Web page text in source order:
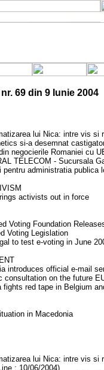
69 din 9 Iunie 2004
lui Nica: intre vis si
si-a desemnat
negocierile Romaniei cu
TELECOM - Sucursala
pentru administratia publica
activists out in force
Voting Foundation
Voting Legislation
to test e-voting in June
introduces official e-mail
consultation on the future
fights red tape in Belgium
in Macedonia
lui Nica: intre vis si
: 10/06/2004)